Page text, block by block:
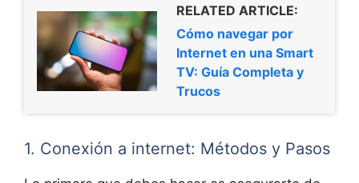
RELATED ARTICLE:
Cómo navegar por
Internet en una Smart
TV: Guía Completa y
Trucos
1. Conexión a internet: Métodos y Pasos